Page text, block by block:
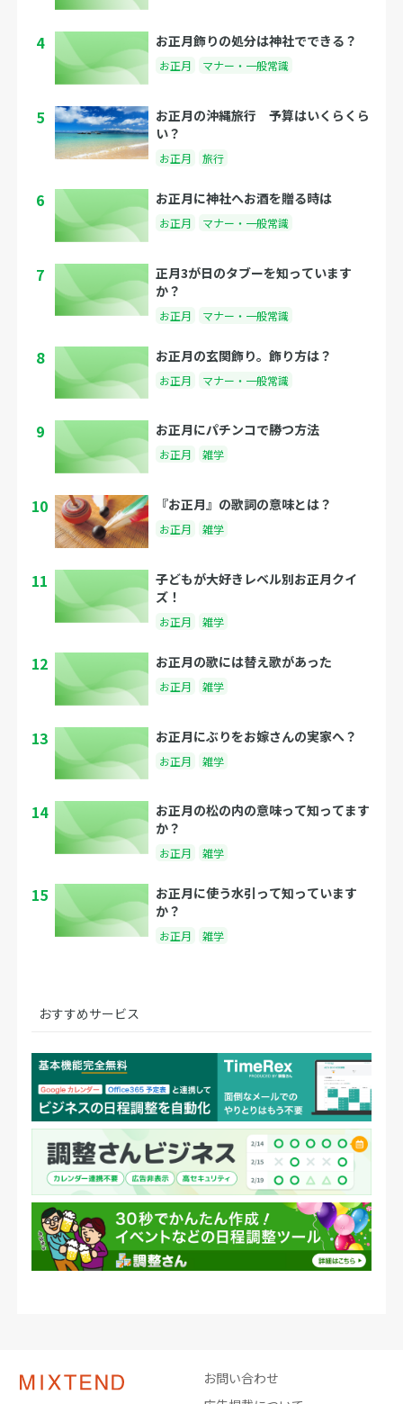
4 お正月飾りの処分は神社でできる？
お正月 マナー・一般常識
5
お正月の沖縄旅行 予算はいくらくら
い？
お正月 旅行
6 お正月に神社へお酒を贈る時は
お正月 マナー・一般常識
7
正月3が日のタブーを知っています
か？
お正月 マナー・一般常識
8 お正月の玄関飾り。飾り方は？
お正月 マナー・一般常識
9 お正月にパチンコで勝つ方法
お正月 雑学
10 『お正月』の歌詞の意味とは？
お正月 雑学
11
子どもが大好きレベル別お正月クイ
ズ！
お正月 雑学
12 お正月の歌には替え歌があった
お正月 雑学
13 お正月にぶりをお嫁さんの実家へ？
お正月 雑学
14
お正月の松の内の意味って知ってます
か？
お正月 雑学
15
お正月に使う水引って知っています
か？
お正月 雑学
おすすめサービス
お問い合わせ